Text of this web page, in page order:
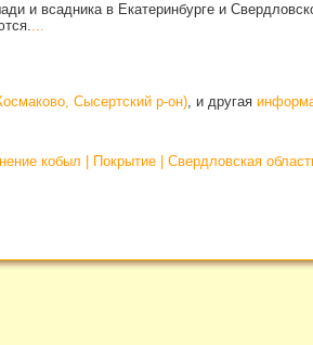
и всадника в Екатеринбурге и
...
Сысертский р-он), и другая
кобыл | Покрытие | Свердловская